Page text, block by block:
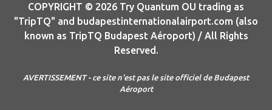
COPYRIGHT © 2026 Try Quantum OU trading as
"TripTQ" and budapestinternationalairport.com (also
known as TripTQ Budapest Aéroport) / All Rights
Reserved.
AVERTISSEMENT - ce site n'est pas le site officiel de Budapest
Aéroport